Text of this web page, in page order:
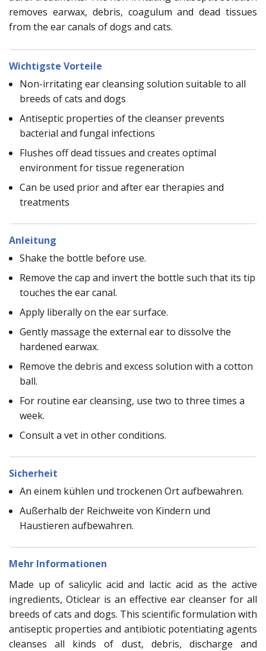
removes earwax, debris, coagulum and dead tissues
from the ear canals of dogs and cats.
Wichtigste Vorteile
Non-irritating ear cleansing solution suitable to all
breeds of cats and dogs
Antiseptic properties of the cleanser prevents
bacterial and fungal infections
Flushes off dead tissues and creates optimal
environment for tissue regeneration
Can be used prior and after ear therapies and
treatments
Anleitung
Shake the bottle before use.
Remove the cap and invert the bottle such that its tip
touches the ear canal.
Apply liberally on the ear surface.
Gently massage the external ear to dissolve the
hardened earwax.
Remove the debris and excess solution with a cotton
ball.
For routine ear cleansing, use two to three times a
week.
Consult a vet in other conditions.
Sicherheit
An einem kühlen und trockenen Ort aufbewahren.
Außerhalb der Reichweite von Kindern und
Haustieren aufbewahren.
Mehr Informationen
Made up of salicylic acid and lactic acid as the active
ingredients, Oticlear is an effective ear cleanser for all
breeds of cats and dogs. This scientific formulation with
antiseptic properties and antibiotic potentiating agents
cleanses all kinds of dust, debris, discharge and